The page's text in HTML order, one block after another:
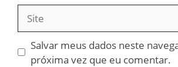
Salvar meus dados neste
próxima vez que eu comentar.